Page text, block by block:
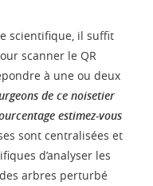
scientifique, il suffit
scanner le QR
à une ou deux
de ce noisetier
estimez-vous
sont centralisées et
d’analyser les
arbres perturbé